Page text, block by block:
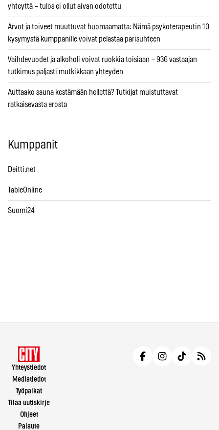
yhteyttä – tulos ei ollut aivan odotettu
Arvot ja toiveet muuttuvat huomaamatta: Nämä psykoterapeutin 10
kysymystä kumppanille voivat pelastaa parisuhteen
Vaihdevuodet ja alkoholi voivat ruokkia toisiaan – 936 vastaajan
tutkimus paljasti mutkikkaan yhteyden
Auttaako sauna kestämään hellettä? Tutkijat muistuttavat
ratkaisevasta erosta
Kumppanit
Deitti.net
TableOnline
Suomi24
Yhteystiedot
Mediatiedot
Työpaikat
Tilaa uutiskirje
Ohjeet
Palaute